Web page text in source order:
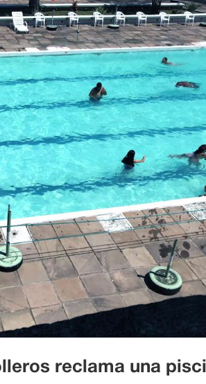
reclama una